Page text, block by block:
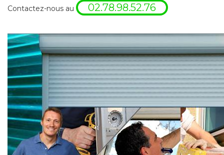
Contactez-nous au
02.78.98.52.76